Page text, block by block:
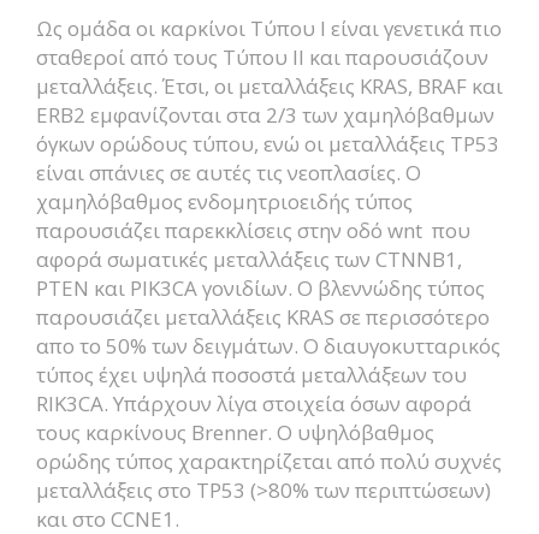
Ως ομάδα οι καρκίνοι Τύπου I είναι γενετικά πιο
σταθεροί από τους Τύπου II και παρουσιάζουν
μεταλλάξεις. Έτσι, οι μεταλλάξεις KRAS, BRAF και
ERB2 εμφανίζονται στα 2/3 των χαμηλόβαθμων
όγκων ορώδους τύπου, ενώ οι μεταλλάξεις TP53
είναι σπάνιες σε αυτές τις νεοπλασίες. Ο
χαμηλόβαθμος ενδομητριοειδής τύπος
παρουσιάζει παρεκκλίσεις στην οδό wnt που
αφορά σωματικές μεταλλάξεις των CTNNB1,
PTEN και PIK3CA γονιδίων. Ο βλεννώδης τύπος
παρουσιάζει μεταλλάξεις KRAS σε περισσότερο
απο το 50% των δειγμάτων. Ο διαυγοκυτταρικός
τύπος έχει υψηλά ποσοστά μεταλλάξεων του
RIK3CA. Υπάρχουν λίγα στοιχεία όσων αφορά
τους καρκίνους Brenner. Ο υψηλόβαθμος
ορώδης τύπος χαρακτηρίζεται από πολύ συχνές
μεταλλάξεις στο TP53 (>80% των περιπτώσεων)
και στο CCNE1.